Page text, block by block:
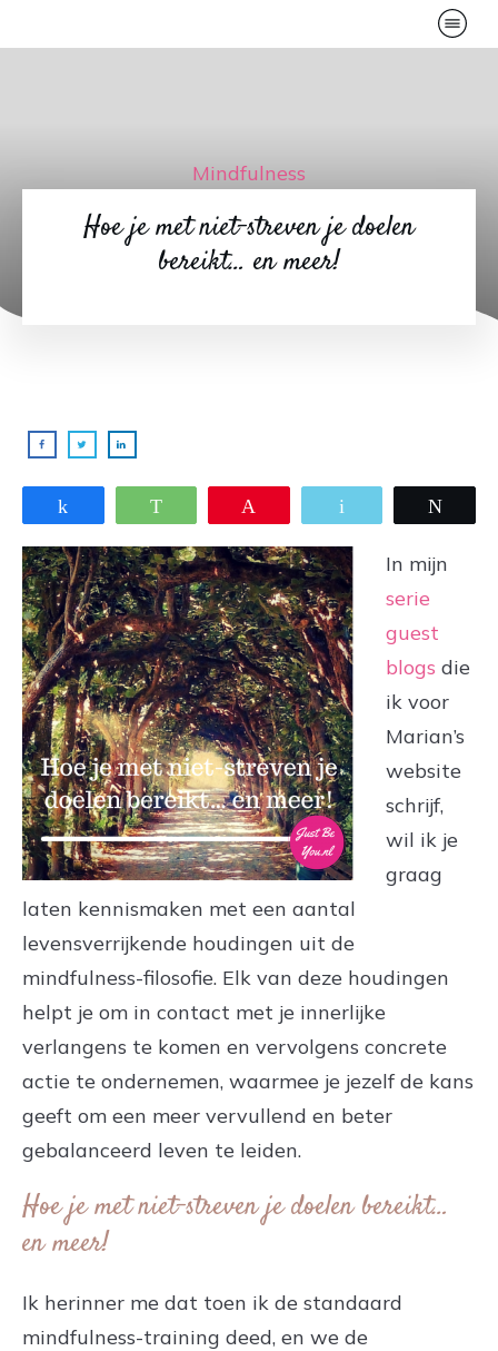
Mindfulness
Hoe je met niet-streven je doelen
bereikt… en meer!
WhatsApp
In mijn
serie
guest
blogs die
ik voor
Marian’s
website
schrijf,
wil ik je
graag
laten kennismaken met een aantal
levensverrijkende houdingen uit de
mindfulness-filosofie. Elk van deze houdingen
helpt je om in contact met je innerlijke
verlangens te komen en vervolgens concrete
actie te ondernemen, waarmee je jezelf de kans
geeft om een meer vervullend en beter
gebalanceerd leven te leiden.
Hoe je met niet-streven je doelen bereikt…
en meer!
Ik herinner me dat toen ik de standaard
mindfulness-training deed, en we de